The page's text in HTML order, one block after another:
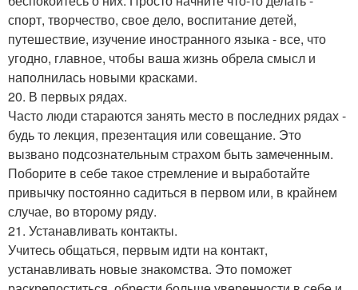
спорт, творчество, свое дело, воспитание детей,
путешествие, изучение иностранного языка - все, что
угодно, главное, чтобы ваша жизнь обрела смысл и
наполнилась новыми красками.
20. В первых рядах.
Часто люди стараются занять место в последних рядах -
будь то лекция, презентация или совещание. Это
вызвано подсознательным страхом быть замеченным.
Поборите в себе такое стремление и выработайте
привычку постоянно садиться в первом или, в крайнем
случае, во второму ряду.
21. Устанавливать контакты.
Учитесь общаться, первым идти на контакт,
устанавливать новые знакомства. Это поможет